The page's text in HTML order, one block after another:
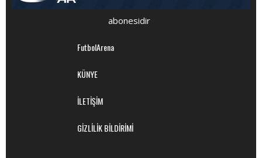
abonesidir
FutbolArena
KÜNYE
İLETİŞİM
GİZLİLİK BİLDİRİMİ